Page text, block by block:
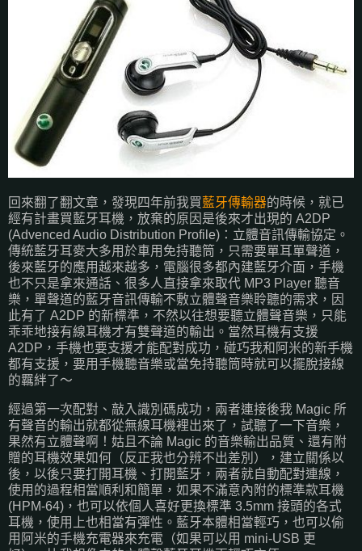
回來翻了翻文章，發現四年前我買藍牙傳輸器的時候，就已
經有計畫買藍牙耳機，放棄的原因是後來才出現的 A2DP
(Advenced Audio Distribution Profile)：立體音訊傳輸協定。
傳統藍牙耳麥大多用於車用免持聽筒，只需要單耳單聲道，
後來藍牙的應用越來越多，電腦很多都內建藍牙介面，手機
也不只是拿來通話、很多人直接拿來取代 MP3 Player 聽音
樂，單聲道的藍牙音訊傳輸不敷立體聲音樂聆聽的需求，因
此有了 A2DP 的新標準，不然以往想要聽立體聲音樂，只能
乖乖地接有線耳機才有雙聲道的輸出。當然耳機有支援
A2DP，手機也要支援才能配對成功，碰巧我和阿米的新手機
都有支援，要用手機聽音樂或當免持聽筒時就可以擺脫接線
的羈絆了～
經過第一次配對、敲入識別碼成功，兩者連接後我 Magic 所
有聲音的輸出就都從無線耳機裡出來了，試聽了一下音樂，
果然有立體聲啊！姑且不論 Magic 的音樂輸出品質、還有附
贈的耳機效果如何（反正我也分辨不出差別），建立關係以
後，以後只要打開耳機、打開藍牙，兩者就自動配對連線，
使用的過程相當順利和簡單，如果不滿意內附的標準款耳機
(HPM-64)，也可以依個人喜好更換標準 3.5mm 接頭的各式
耳機，使用上也相當有彈性。藍牙本體相當輕巧，也可以偷
用阿米的手機充電器來充電（如果可以用 mini-USB 更